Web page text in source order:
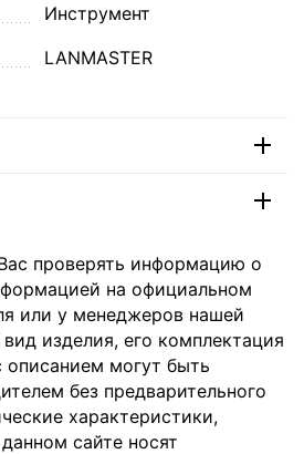
Инструмент
LANMASTER
проверять информацию о
на официальном
или у менеджеров нашей
изделия, его комплектация
описанием могут быть
без предварительного
характеристики,
сайте носят